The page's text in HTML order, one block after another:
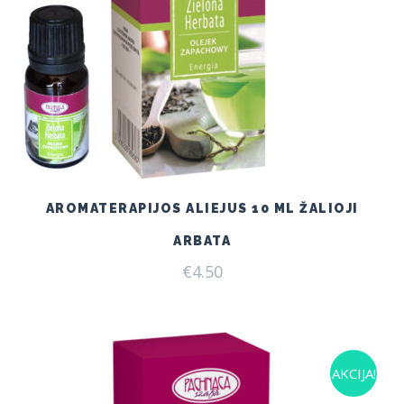
AROMATERAPIJOS ALIEJUS 10 ML ŽALIOJI
ARBATA
€4.50
AKCIJA!